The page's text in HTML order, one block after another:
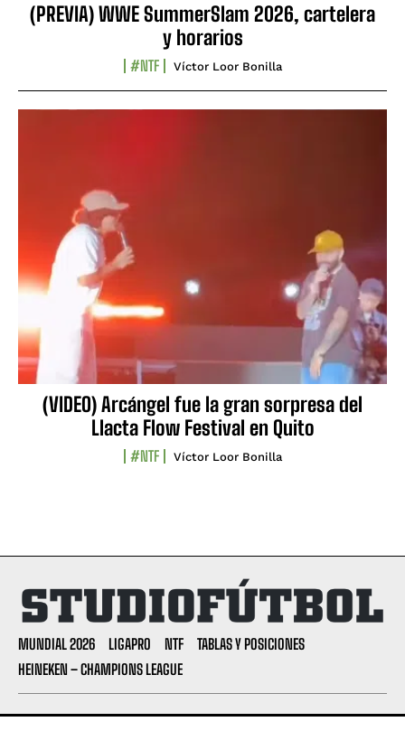
(PREVIA) WWE SummerSlam 2026, cartelera
y horarios
#NTF Víctor Loor Bonilla
(VIDEO) Arcángel fue la gran sorpresa del
Llacta Flow Festival en Quito
#NTF Víctor Loor Bonilla
MUNDIAL 2026 LIGAPRO NTF
TABLAS Y POSICIONES
HEINEKEN – CHAMPIONS LEAGUE